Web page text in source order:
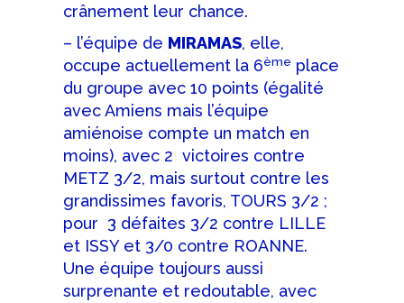
crânement leur chance.
– l’équipe de MIRAMAS, elle,
occupe actuellement la 6ème place
du groupe avec 10 points (égalité
avec Amiens mais l’équipe
amiénoise compte un match en
moins), avec 2 victoires contre
METZ 3/2, mais surtout contre les
grandissimes favoris, TOURS 3/2 ;
pour 3 défaites 3/2 contre LILLE
et ISSY et 3/0 contre ROANNE.
Une équipe toujours aussi
surprenante et redoutable, avec